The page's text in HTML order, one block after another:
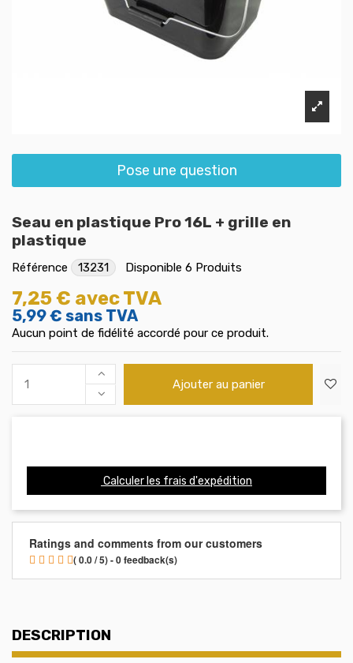
Pose une question
Seau en plastique Pro 16L + grille en
plastique
Référence 13231 Disponible 6 Produits
7,25 € avec TVA
5,99 € sans TVA
Aucun point de fidélité accordé pour ce produit.
Ajouter au panier
Calculer les frais d'expédition
Ratings and comments from our customers
( 0.0 / 5) - 0 feedback(s)
DESCRIPTION